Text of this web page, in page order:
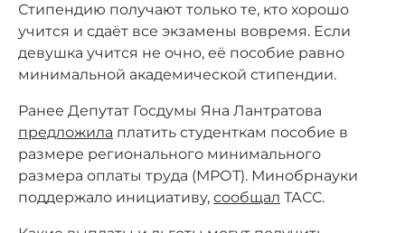
Стипендию получают только те, кто хорошо
учится и сдаёт все экзамены вовремя. Если
девушка учится не очно, её пособие равно
минимальной академической стипендии.
Ранее Депутат Госдумы Яна Лантратова
предложила платить студенткам пособие в
размере регионального минимального
размера оплаты труда (МРОТ). Минобрнауки
поддержало инициативу, сообщал ТАСС.